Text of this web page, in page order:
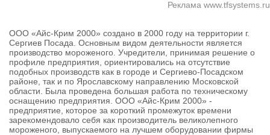
Реклама www.tfsystems.ru
ООО «Айс-Крим 2000» создано в 2000 году на территории г.
Сергиев Посада. Основным видом деятельности является
производство мороженого. Учредители, принимая решение о
профиле предприятия, ориентировались на отсутствие
подобных производств как в городе и Сергиево-Посадском
районе, так и по Ярославскому направлению Московской
области. Была проведена большая работа по техническому
оснащению предприятия. ООО «Айс-Крим 2000» -
предприятие, которое за короткий промежуток времени
зарекомендовало себя как производитель великолепного
мороженого, выпускаемого на лучшем оборудовании фирмы